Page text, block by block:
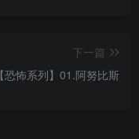
下一篇
【恐怖系列】01.阿努比斯